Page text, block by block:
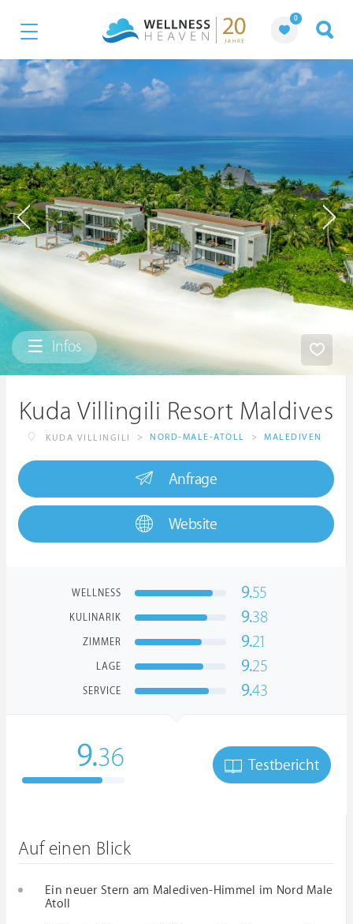
0
Infos
Kuda Villingili Resort Maldives
KUDA VILLINGILI > NORD-MALE-ATOLL > MALEDIVEN
Anfrage
Website
WELLNESS 9.55
KULINARIK 9.38
ZIMMER 9.21
LAGE 9.25
SERVICE 9.43
9.36 Testbericht
Auf einen Blick
Ein neuer Stern am Malediven-Himmel im Nord Male
Atoll